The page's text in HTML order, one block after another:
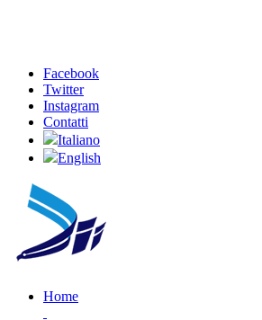
Facebook
Twitter
Instagram
Contatti
Italiano
English
Home